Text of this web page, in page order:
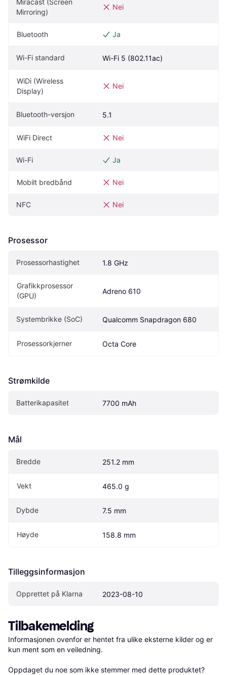
Miracast (Screen
Mirroring)
Nei
Bluetooth Ja
Wi-Fi standard Wi-Fi 5 (802.11ac)
WiDi (Wireless
Display)
Nei
Bluetooth-versjon 5.1
WiFi Direct Nei
Wi-Fi Ja
Mobilt bredbånd Nei
NFC Nei
Prosessor
Prosessorhastighet 1.8 GHz
Grafikkprosessor
(GPU)
Adreno 610
Systembrikke (SoC) Qualcomm Snapdragon 680
Prosessorkjerner Octa Core
Strømkilde
Batterikapasitet 7700 mAh
Mål
Bredde 251.2 mm
Vekt 465.0 g
Dybde 7.5 mm
Høyde 158.8 mm
Tilleggsinformasjon
Opprettet på Klarna 2023-08-10
Tilbakemelding
Informasjonen ovenfor er hentet fra ulike eksterne kilder og er
kun ment som en veiledning.
Oppdaget du noe som ikke stemmer med dette produktet?